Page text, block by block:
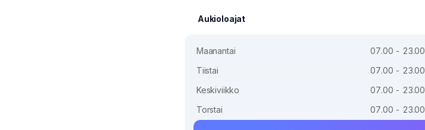
Aukioloajat
Maanantai
07.00 - 23.00
Tiistai
07.00 - 23.00
Keskiviikko
07.00 - 23.00
Torstai
07.00 - 23.00